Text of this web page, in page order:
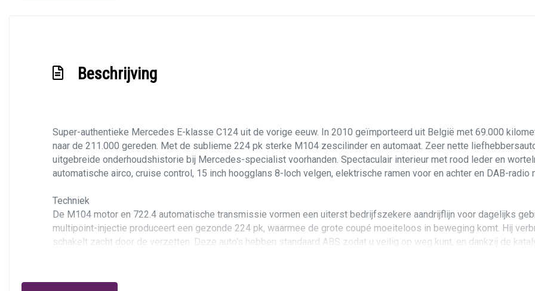
Beschrijving
Super-authentieke Mercedes E-klasse C124 uit de vorige eeuw. In 2010 geïmporteerd uit België met 69.000
naar de 211.000 gereden. Met de sublieme 224 pk sterke M104 zescilinder en automaat. Zeer nette
uitgebreide onderhoudshistorie bij Mercedes-specialist voorhanden. Spectaculair interieur met rood leder en
automatische airco, cruise control, 15 inch hoogglans 8-loch velgen, elektrische ramen voor en achter en DAB-
Techniek
De M104 motor en 722.4 automatische transmissie vormen een uiterst bedrijfszekere aandrijflijn voor dagelijks
multipoint-injectie produceert een gezonde 224 pk, waarmee de grote coupé moeiteloos in beweging komt. Hij
schakelt zacht door de verzetten. Deze auto's hebben standaard ABS zodat u veilig op weg kunt, en dankzij de
Met alle plezier nemen we de onderhoudshistorie met u door. De auto is de laatste jaren steevast bij Arno van